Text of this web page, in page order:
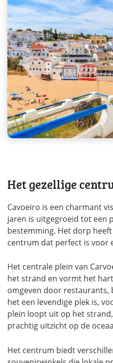
Het gezellige
Cavoeiro is een charmant
jaren is uitgegroeid tot een
bestemming. Het dorp
centrum dat perfect is voor
Het centrale plein van
het strand en vormt het
omgeven door restaurants,
het een levendige plek is,
plein loopt uit op het
prachtig uitzicht op de
Het centrum biedt